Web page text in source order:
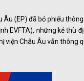
Âu (EP) đã bỏ phiếu
EVFTA), những kẻ thù
viện Châu Âu vẫn thông